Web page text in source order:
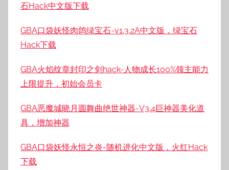
石Hack中文版下载
GBA口袋妖怪肉鸽绿宝石-v1.3.2A中文版，绿宝石
Hack下载
GBA火焰纹章封印之剑hack-人物成长100%领主能力
上限提升，初始会员卡
GBA恶魔城晓月圆舞曲绝世神器-V3.4巨神器美化道
具，增加神器
GBA口袋妖怪永恒之炎-随机进化中文版，火红Hack
下载